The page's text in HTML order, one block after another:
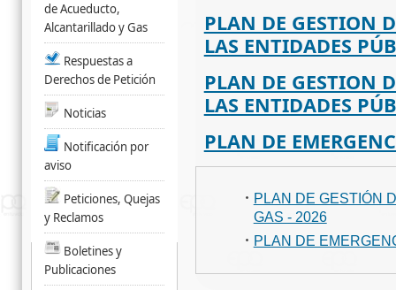
PLAN DE GESTION
LAS ENTIDADES
PLAN DE GESTION
LAS ENTIDADES
PLAN DE
PLAN DE GESTIÓN
GAS - 2026
PLAN DE
de Acueducto,
Alcantarillado y Gas
Respuestas a
Derechos de Petición
Noticias
Notificación por
aviso
Peticiones, Quejas
y Reclamos
Boletines y
Publicaciones